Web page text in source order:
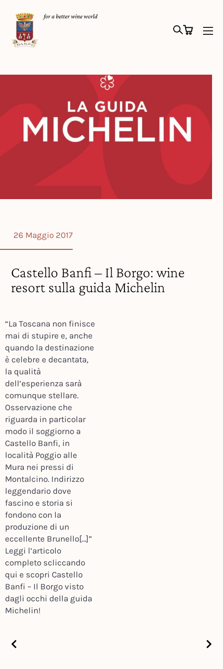
26 Maggio 2017
Castello Banfi – Il Borgo: wine
resort sulla guida Michelin
“La Toscana non finisce
mai di stupire e, anche
quando la destinazione
è celebre e decantata,
la qualità
dell’esperienza sarà
comunque stellare.
Osservazione che
riguarda in particolar
modo il soggiorno a
Castello Banfi, in
località Poggio alle
Mura nei pressi di
Montalcino. Indirizzo
leggendario dove
fascino e storia si
fondono con la
produzione di un
eccellente Brunello[…]”
Leggi l’articolo
completo scliccando
qui e scopri Castello
Banfi – Il Borgo visto
dagli occhi della guida
Michelin!